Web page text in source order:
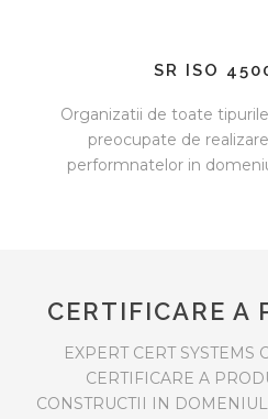
SR ISO
Organizatii de toate
preocupate de
performnatelor in
CERTIFICARE A
EXPERT CERT SYSTEMS
CERTIFICARE A
CONSTRUCTII IN